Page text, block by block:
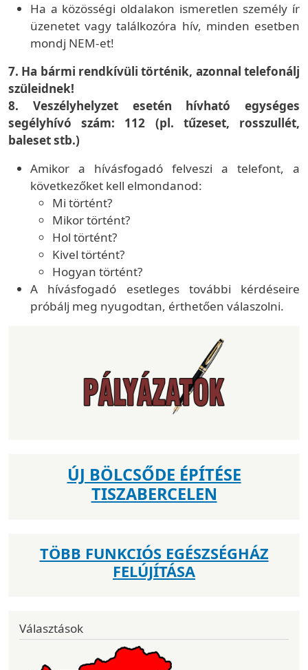
Ha a közösségi oldalakon ismeretlen személy ír
üzenetet vagy találkozóra hív, minden esetben
mondj NEM-et!
7. Ha bármi rendkívüli történik, azonnal telefonálj
szüleidnek!
8. Veszélyhelyzet esetén hívható egységes
segélyhívó szám: 112 (pl. tűzeset, rosszullét,
baleset stb.)
Amikor a hívásfogadó felveszi a telefont, a
következőket kell elmondanod:
Mi történt?
Mikor történt?
Hol történt?
Kivel történt?
Hogyan történt?
A hívásfogadó esetleges további kérdéseire
próbálj meg nyugodtan, érthetően válaszolni.
ÚJ BÖLCSŐDE ÉPÍTÉSE
TISZABERCELEN
TÖBB FUNKCIÓS EGÉSZSÉGHÁZ
FELÚJÍTÁSA
Választások